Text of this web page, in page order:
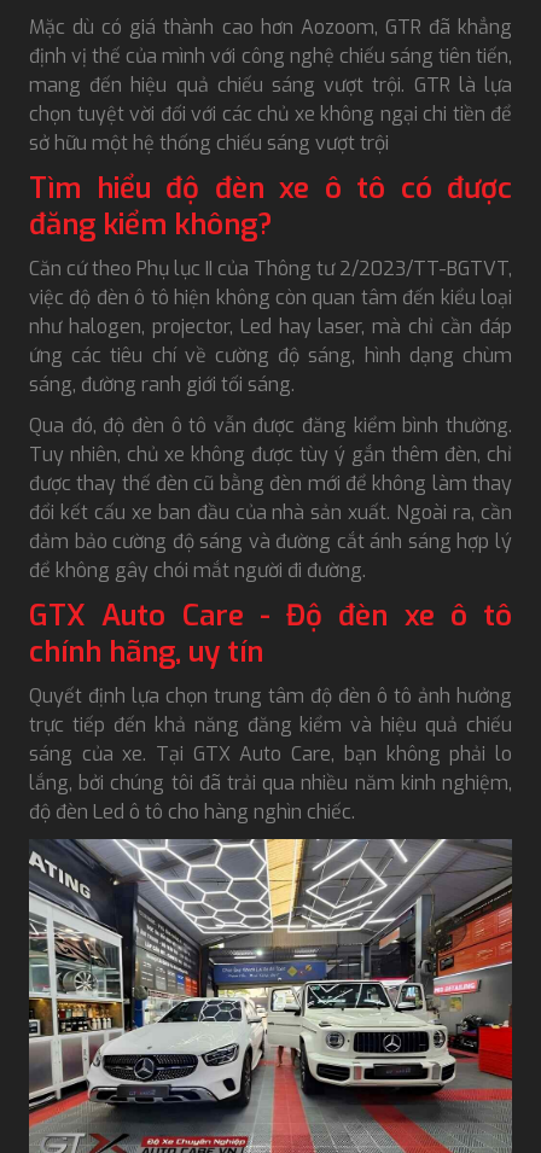
Mặc dù có giá thành cao hơn Aozoom, GTR đã khẳng
định vị thế của mình với công nghệ chiếu sáng tiên tiến,
mang đến hiệu quả chiếu sáng vượt trội. GTR là lựa
chọn tuyệt vời đối với các chủ xe không ngại chi tiền để
sở hữu một hệ thống chiếu sáng vượt trội
Tìm hiểu độ đèn xe ô tô có được
đăng kiểm không?
Căn cứ theo Phụ lục II của Thông tư 2/2023/TT-BGTVT,
việc độ đèn ô tô hiện không còn quan tâm đến kiểu loại
như halogen, projector, Led hay laser, mà chỉ cần đáp
ứng các tiêu chí về cường độ sáng, hình dạng chùm
sáng, đường ranh giới tối sáng.
Qua đó, độ đèn ô tô vẫn được đăng kiểm bình thường.
Tuy nhiên, chủ xe không được tùy ý gắn thêm đèn, chỉ
được thay thế đèn cũ bằng đèn mới để không làm thay
đổi kết cấu xe ban đầu của nhà sản xuất. Ngoài ra, cần
đảm bảo cường độ sáng và đường cắt ánh sáng hợp lý
để không gây chói mắt người đi đường.
GTX Auto Care - Độ đèn xe ô tô
chính hãng, uy tín
Quyết định lựa chọn trung tâm độ đèn ô tô ảnh hưởng
trực tiếp đến khả năng đăng kiểm và hiệu quả chiếu
sáng của xe. Tại GTX Auto Care, bạn không phải lo
lắng, bởi chúng tôi đã trải qua nhiều năm kinh nghiệm,
độ đèn Led ô tô cho hàng nghìn chiếc.